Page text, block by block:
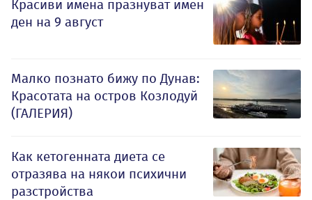
Красиви имена празнуват имен
ден на 9 август
Малко познато бижу по Дунав:
Красотата на остров Козлодуй
(ГАЛЕРИЯ)
Как кетогенната диета се
отразява на някои психични
разстройства